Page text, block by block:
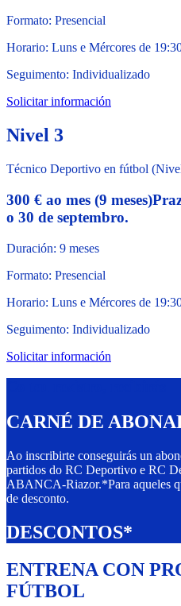
Formato: Presencial
Horario: Luns e Mércores de
Seguimento: Individualizado
Solicitar información
Nivel 3
Técnico Deportivo en fútbol
300 € ao mes (9 meses)
o 30 de septembro.
Duración: 9 meses
Formato: Presencial
Horario: Luns e Mércores de
Seguimento: Individualizado
Solicitar información
CARNÉ DE
Ao inscribirte conseguirás un
partidos do RC Deportivo e RC
ABANCA-Riazor.*Para aqueles
de desconto.
DESCONTOS*
ENTRENA CON
FÚTBOL